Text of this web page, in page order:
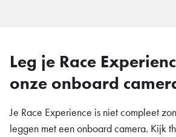
Leg je Race
onze onboard
Je Race Experience is niet compleet
leggen met een onboard camera. Kijk